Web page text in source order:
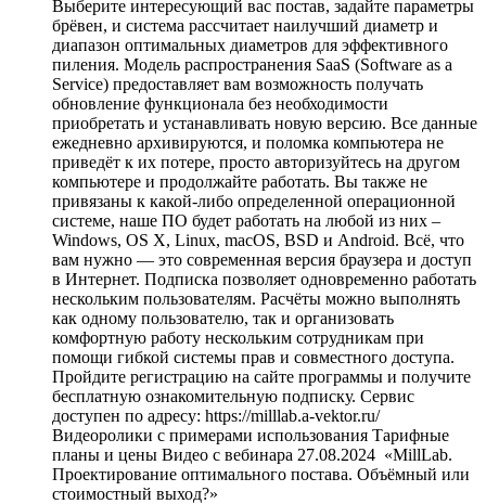
Выберите интересующий вас постав, задайте параметры
брёвен, и система рассчитает наилучший диаметр и
диапазон оптимальных диаметров для эффективного
пиления. Модель распространения SaaS (Software as a
Service) предоставляет вам возможность получать
обновление функционала без необходимости
приобретать и устанавливать новую версию. Все данные
ежедневно архивируются, и поломка компьютера не
приведёт к их потере, просто авторизуйтесь на другом
компьютере и продолжайте работать. Вы также не
привязаны к какой-либо определенной операционной
системе, наше ПО будет работать на любой из них –
Windows, OS X, Linux, macOS, BSD и Android. Всё, что
вам нужно — это современная версия браузера и доступ
в Интернет. Подписка позволяет одновременно работать
нескольким пользователям. Расчёты можно выполнять
как одному пользователю, так и организовать
комфортную работу нескольким сотрудникам при
помощи гибкой системы прав и совместного доступа.
Пройдите регистрацию на сайте программы и получите
бесплатную ознакомительную подписку. Сервис
доступен по адресу: https://milllab.a-vektor.ru/
Видеоролики с примерами использования Тарифные
планы и цены Видео с вебинара 27.08.2024 «MillLab.
Проектирование оптимального постава. Объёмный или
стоимостный выход?»